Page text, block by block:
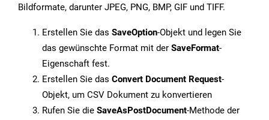
Bildformate, darunter JPEG, PNG, BMP, GIF und TIFF.
Erstellen Sie das SaveOption-Objekt und legen Sie
das gewünschte Format mit der SaveFormat-
Eigenschaft fest.
Erstellen Sie das Convert Document Request-
Objekt, um CSV Dokument zu konvertieren
Rufen Sie die SaveAsPostDocument-Methode der